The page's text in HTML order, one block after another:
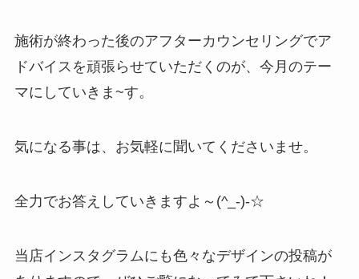
施術が終わった後のアフターカウンセリングでア
ドバイスを頑張らせていただくのが、今月のテー
マにしていきま~す。
気になる事は、お気軽に聞いてくださいませ。
全力でお答えしていきますよ～(^_-)-☆
当店インスタグラムにも色々なデザインの投稿が